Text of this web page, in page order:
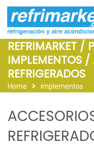
REFRIMARKET /
IMPLEMENTOS /
REFRIGERADOS
Home implementos